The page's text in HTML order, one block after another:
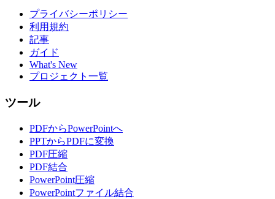
プライバシーポリシー
利用規約
記事
ガイド
What's New
プロジェクト一覧
ツール
PDFからPowerPointへ
PPTからPDFに変換
PDF圧縮
PDF結合
PowerPoint圧縮
PowerPointファイル結合